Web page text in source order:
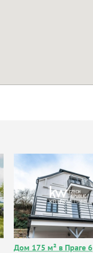
Дом 175 м² в Праге 6